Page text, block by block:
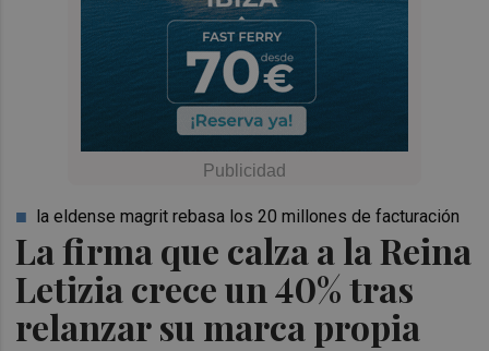
La firma que calza a la Reina
Letizia crece un 40% tras
relanzar su marca propia
la eldense magrit rebasa los 20 millones de facturación